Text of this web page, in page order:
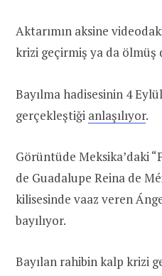
Aktarımın aksine
krizi geçirmiş ya da ölmüş
Bayılma hadisesinin 4
gerçekleştiği anlaşılıyor.
Görüntüde Meksika’daki
de Guadalupe Reina de
kilisesinde vaaz veren
bayılıyor.
Bayılan rahibin kalp krizi